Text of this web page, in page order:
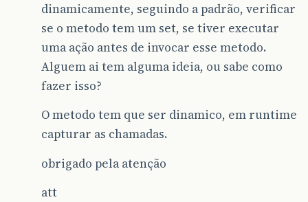
dinamicamente, seguindo a padrão, verificar
se o metodo tem um set, se tiver executar
uma ação antes de invocar esse metodo.
Alguem ai tem alguma ideia, ou sabe como
fazer isso?
O metodo tem que ser dinamico, em runtime
capturar as chamadas.
obrigado pela atenção
att